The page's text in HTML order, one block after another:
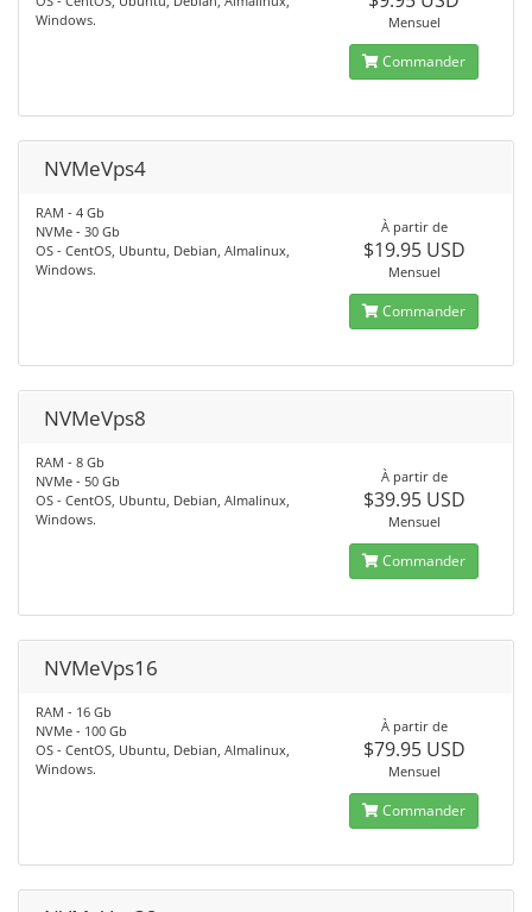
Windows.
Mensuel
Commander
NVMeVps4
RAM - 4 Gb
NVMe - 30 Gb
OS - CentOS, Ubuntu, Debian, Almalinux,
Windows.
À partir de
$19.95 USD
Mensuel
Commander
NVMeVps8
RAM - 8 Gb
NVMe - 50 Gb
OS - CentOS, Ubuntu, Debian, Almalinux,
Windows.
À partir de
$39.95 USD
Mensuel
Commander
NVMeVps16
RAM - 16 Gb
NVMe - 100 Gb
OS - CentOS, Ubuntu, Debian, Almalinux,
Windows.
À partir de
$79.95 USD
Mensuel
Commander